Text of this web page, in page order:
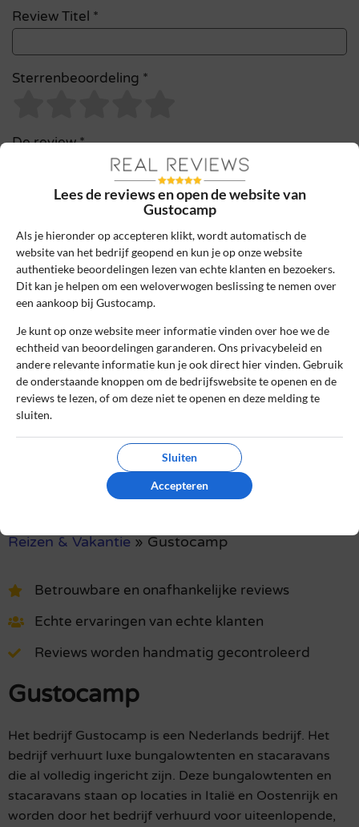
Review Titel *
Sterrenbeoordeling *
De review *
Ik ga akkoord met de gebruikersvoorwaarden en het
privacybeleid door deze review te plaatsen. Ik verklaar ook dat
ik een daadwerkelijke ervaring heb met dit bedrijf.
Lees onscontrolebeleiden hoe wij zorgen dat reviews
Het gebruik van deze website is voor zowel bedrijven als
gebruikers geheel gratis. Daarom bevatten sommige pagina's
affiliate links, waarvoor wij een commissie kunnen ontvangen.
Reizen & Vakantie » Gustocamp
Betrouwbare en onafhankelijke reviews
Echte ervaringen van echte klanten
Reviews worden handmatig gecontroleerd
Gustocamp
Het bedrijf Gustocamp is een Nederlands bedrijf. Het
bedrijf verhuurt luxe bungalowtenten en stacaravans
die al volledig ingericht zijn. Deze bungalowtenten en
stacaravans staan op locaties in Italië en Oostenrijk en
worden door het bedrijf verhuurd voor uiteenlopende,
Lees de reviews en open de website van
Gustocamp
Als je hieronder op accepteren klikt, wordt automatisch de
website van het bedrijf geopend en kun je op onze website
authentieke beoordelingen lezen van echte klanten en bezoekers.
Dit kan je helpen om een weloverwogen beslissing te nemen over
een aankoop bij Gustocamp.
Je kunt op onze website meer informatie vinden over hoe we de
echtheid van beoordelingen garanderen. Ons privacybeleid en
andere relevante informatie kun je ook direct hier vinden. Gebruik
de onderstaande knoppen om de bedrijfswebsite te openen en de
reviews te lezen, of om deze niet te openen en deze melding te
sluiten.
Sluiten
Accepteren